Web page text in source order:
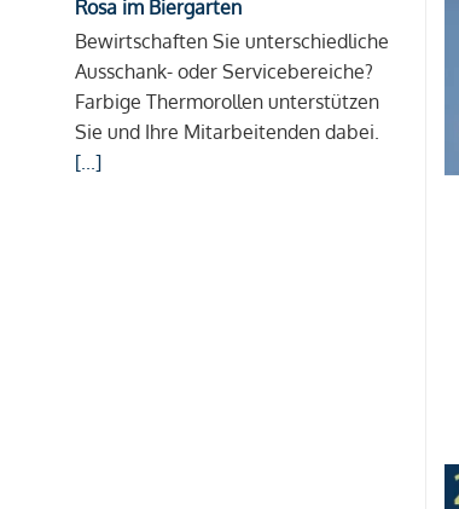
Rosa im Biergarten
Bewirtschaften Sie unterschiedliche
Ausschank- oder Servicebereiche?
Farbige Thermorollen unterstützen
Sie und Ihre Mitarbeitenden dabei.
[...]